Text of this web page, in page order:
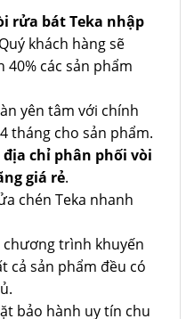
rửa bát Teka nhập
khách hàng sẽ
các sản phẩm
yên tâm với chính
tháng cho sản phẩm.
địa chỉ phân phối vòi
giá rẻ.
chén Teka nhanh
chương trình khuyến
cả sản phẩm đều có
bảo hành uy tín chu